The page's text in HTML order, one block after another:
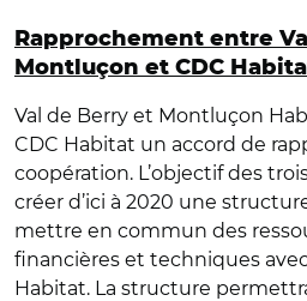
Rapprochement entre
Montluçon et CDC
Val de Berry et Montluçon
CDC Habitat un accord de
coopération. L’objectif des
créer d’ici à 2020 une
mettre en commun des
financières et techniques
Habitat. La structure